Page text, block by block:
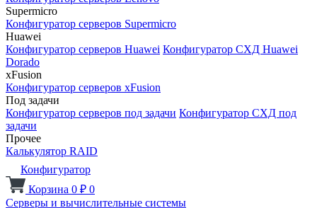
Supermicro
Конфигуратор серверов Supermicro
Huawei
Конфигуратор серверов Huawei Конфигуратор СХД Huawei
Dorado
xFusion
Конфигуратор серверов xFusion
Под задачи
Конфигуратор серверов под задачи Конфигуратор СХД под
задачи
Прочее
Калькулятор RAID
Конфигуратор
Корзина 0 ₽ 0
Серверы и вычислительные системы